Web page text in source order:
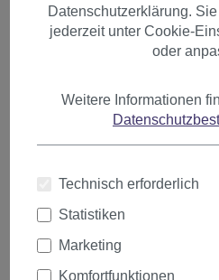
Voluminös
lockig und sehr
Dunkles
Farbeauswählen
Datenschutzerklärung.
jederzeit unter Cookie-
oder
Weitere Informationen
Technisch erforderlich
Statistiken
Marketing
Komfortfunktionen